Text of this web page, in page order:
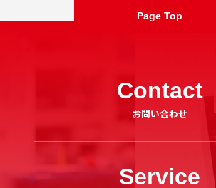
Page Top
Contact
お問い合わせ
Service